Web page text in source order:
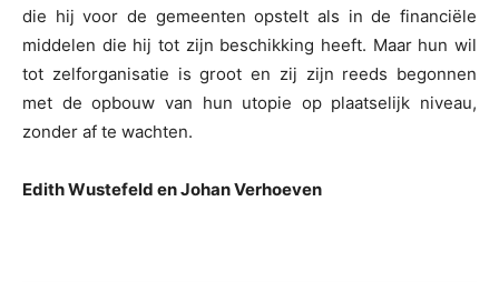
die hij voor de gemeenten opstelt als in de financiële
middelen die hij tot zijn beschikking heeft. Maar hun wil
tot zelforganisatie is groot en zij zijn reeds begonnen
met de opbouw van hun utopie op plaatselijk niveau,
zonder af te wachten.
Edith Wustefeld en Johan Verhoeven